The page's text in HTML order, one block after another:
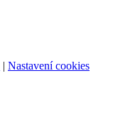
| Nastavení cookies